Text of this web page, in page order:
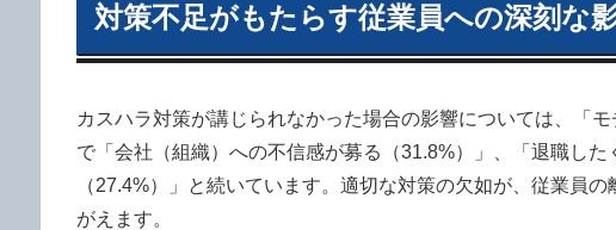
対策不足がもたらす従業員への深刻な
カスハラ対策が講じられなかった場合の影響については、「
で「会社（組織）への不信感が募る（31.8%）」、「退職し
（27.4%）」と続いています。適切な対策の欠如が、従業員
がえます。